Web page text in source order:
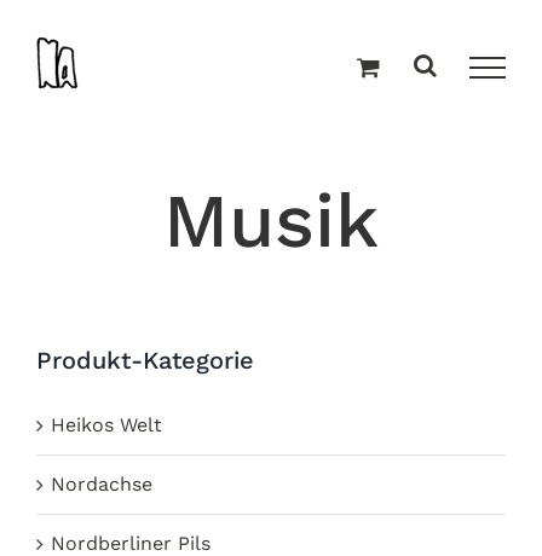
Inhalt
springen
Musik
Produkt-Kategorie
Heikos Welt
Nordachse
Nordberliner Pils